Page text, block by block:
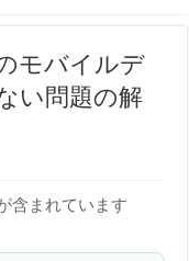
モバイルデ
い問題の解
含まれています